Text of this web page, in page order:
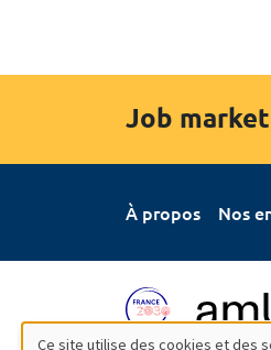
Job market
À propos Nos
Ce site utilise des cookies et des